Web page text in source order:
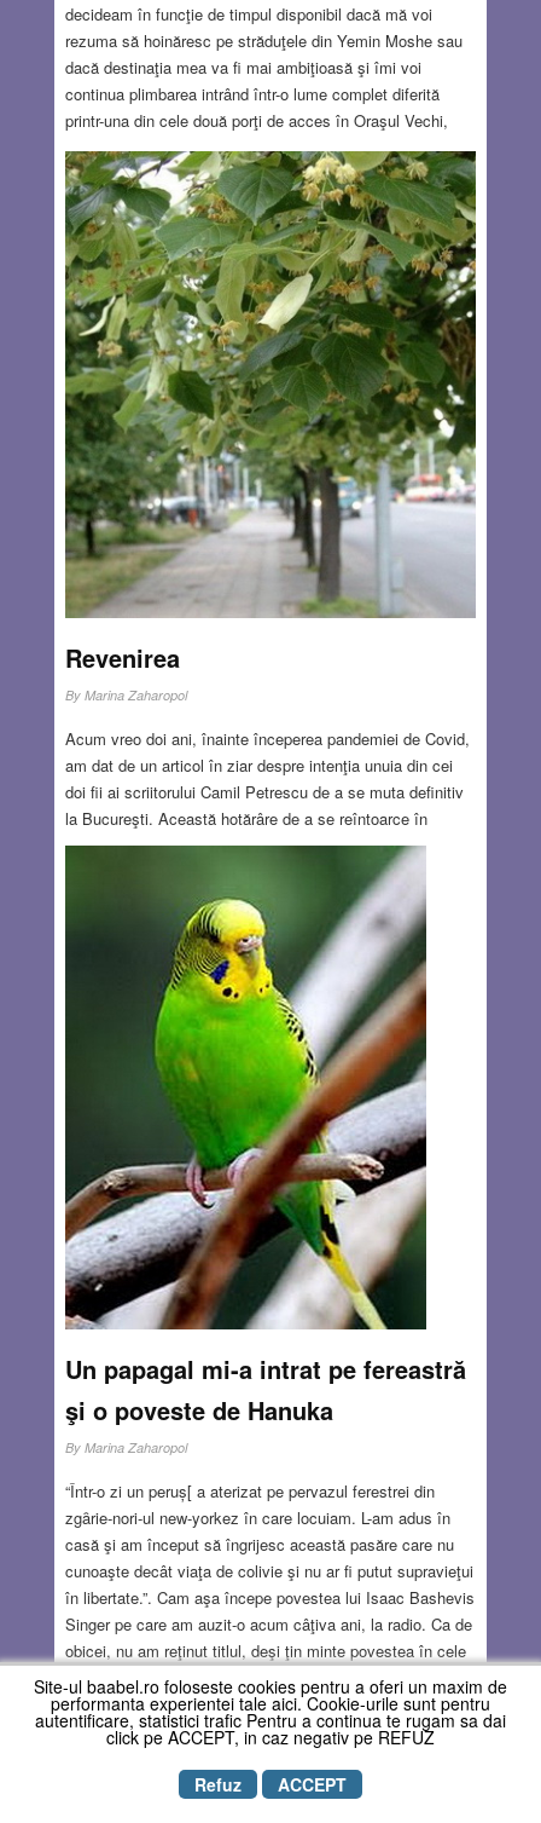
decideam în funcţie de timpul disponibil dacă mă voi
rezuma să hoinăresc pe străduţele din Yemin Moshe sau
dacă destinaţia mea va fi mai ambiţioasă şi îmi voi
continua plimbarea intrând într-o lume complet diferită
printr-una din cele două porţi de acces în Oraşul Vechi,
vizibile de la Moară: Poarta Yaffa sau Poarta Zion. Chiar
dacă hoinărelile mele prin lumea dindărătul zidurilor erau
uneori foarte prelungite, nu m-am rătăcit niciodată,
indiferent de direcţia selectată, de cartierul evreiesc,
armean, creştin sau musulman în care mă aflam. Reperele
care punctau traseul erau bine definite şi suficiente pentru
orientare. Şi totuşi aceste explorări ale unor locuri,
monumente sau săpături arheologice le consider aventuri,
scopul lor fiind descoperirea unor lucruri noi, neașteptate.
Ei bine, recent am aflat că există companii de turism
specializate care, contra unei sume exorbitante, îţi
organizează o aventură în care să te rătăcești într-un loc
necunoscut
Read more…
DEC 30, 2021 10 COMMENTS
Revenirea
By Marina Zaharopol
Acum vreo doi ani, înainte începerea pandemiei de Covid,
am dat de un articol în ziar despre intenţia unuia din cei
doi fii ai scriitorului Camil Petrescu de a se muta definitiv
la Bucureşti. Această hotărâre de a se reîntoarce în
România după atâta vreme petrecută în SUA se datora
sentimentelor de singurătate şi izolare care îl copleşiseră.
În perioadele când se afla în ţara natală, susţinea el,
telefonul nu contenea să sune, era înconjurat de prieteni şi
nostalgia acelor momente era motorul deciziei pe care o
luase. Nu ştiu ce s-a ales din proiectul fiului lui Camil
Petrescu, dacă l-a dus la bun sfârşit, dar acest anunţ m-a
făcut să meditez la rolul prietenilor şi al cunoştinţelor în
viaţa noastră. Cine sunt, de fapt, aceste cunoştinţe, aceşti
prieteni care ne susţin moralul în orice moment al vieţii,
mai ales când lucrurile nu ne merg ca pe roate? Voi începe
cu spaţiul fizic cel mai apropiat: blocuşorul de locuinţe de
numai trei etaje în care am locuit de când m-am născut și
până la emigrarea în Israel.
Read more…
DEC 16, 2021 8 COMMENTS
Un papagal mi-a intrat pe fereastră
şi o poveste de Hanuka
By Marina Zaharopol
“Într-o zi un peruș[ a aterizat pe pervazul ferestrei din
zgȃrie-nori-ul new-yorkez în care locuiam. L-am adus în
casă şi am început să îngrijesc această pasăre care nu
cunoaşte decât viaţa de colivie şi nu ar fi putut supravieţui
în libertate.”. Cam aşa începe povestea lui Isaac Bashevis
Singer pe care am auzit-o acum câţiva ani, la radio. Ca de
obicei, nu am reţinut titlul, deşi ţin minte povestea în cele
mai mici detalii. E o poveste care continuă să mă
obsedeze. “A doua zi, dis de dimineaţă, aud o bătaie
timidă la uşă şi văd pe palier o femeie tânără şi firavă, cu
rătăcit şi, intrând în apartament, a constatat că era vorba
Site-ul baabel.ro foloseste cookies pentru a oferi un maxim de
performanta experientei tale aici. Cookie-urile sunt pentru
autentificare, statistici trafic Pentru a continua te rugam sa dai
click pe ACCEPT, in caz negativ pe REFUZ
Refuz
ACCEPT